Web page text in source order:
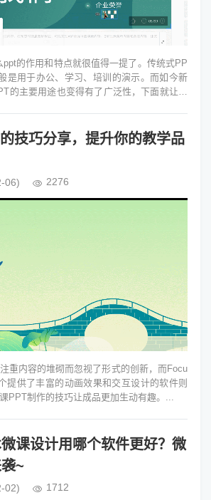
的作用和特点就很值得一提了。传统式PP
是用于办公、学习、培训的演示。而如今新
的主要用途也变得有了广泛性，下面就让大
技巧分享，提升你的教学品
06) 2276
重内容的堆砌而忽视了形式的创新，而Focu
提供了丰富的动画效果和交互设计的软件则
PPT制作的技巧让成品更加生动有趣。...
课设计用哪个软件更好？微
~
02) 1712